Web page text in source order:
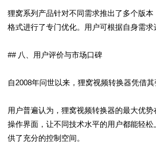
狸窝系列产品针对不同需求推出了多个版本
格式进行了专门优化。用户可根据自身需求
## 八、用户评价与市场口碑
自2008年问世以来，狸窝视频转换器凭借
用户普遍认为，狸窝视频转换器的最大优
操作界面，让不同技术水平的用户都能轻
供了充分的控制空间。